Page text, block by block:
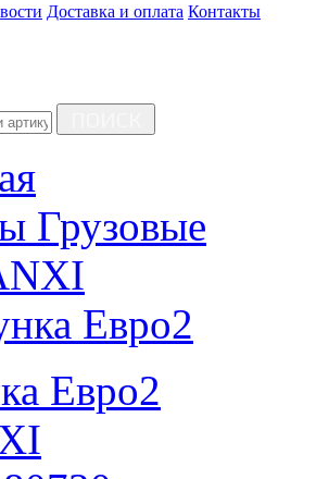
Доставка и оплата Контакты
Грузовые
Евро2